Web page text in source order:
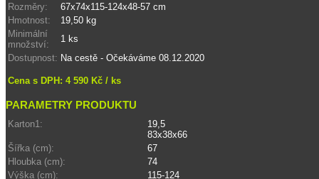
Rozměry:
67x74x115-124x48-57 cm
Hmotnost:
19,50 kg
Minimální
množství:
1 ks
Dostupnost: Na cestě - Očekáváme 08.12.2020
Cena s DPH: 4 590 Kč / ks
PARAMETRY PRODUKTU
Karton1:
19,5
83x38x66
Šířka (cm):
67
Hloubka (cm):
74
Výška (cm):
115-124